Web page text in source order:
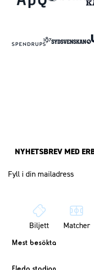
NYHETSBREV MED
Biljett Matcher
Mest besökta